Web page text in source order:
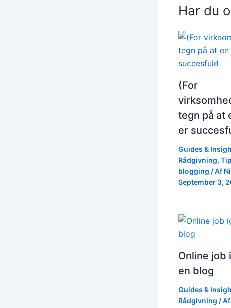
Har du
(For
tegn på at
er
Guides &
Rådgivning,
blogging / Af
September 3,
Online job
en blog
Guides &
Rådgivning / Af